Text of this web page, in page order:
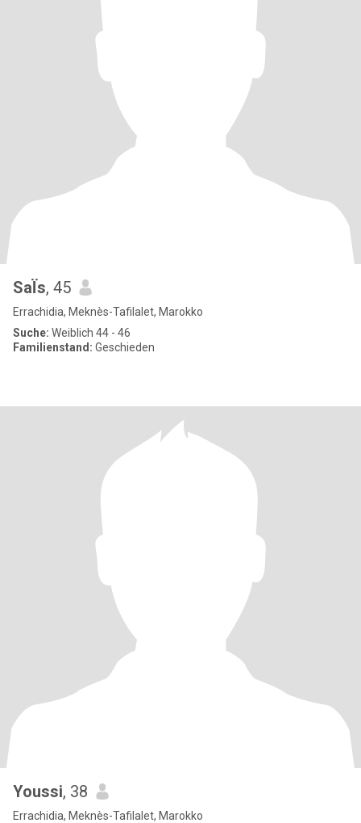
SaÏs, 45
Errachidia, Meknès-Tafilalet, Marokko
Suche: Weiblich 44 - 46
Familienstand: Geschieden
Youssi, 38
Errachidia, Meknès-Tafilalet, Marokko